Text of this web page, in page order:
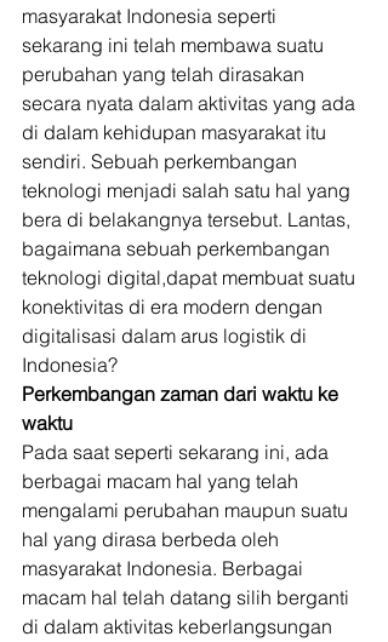
masyarakat Indonesia seperti
sekarang ini telah membawa suatu
perubahan yang telah dirasakan
secara nyata dalam aktivitas yang ada
di dalam kehidupan masyarakat itu
sendiri. Sebuah perkembangan
teknologi menjadi salah satu hal yang
bera di belakangnya tersebut. Lantas,
bagaimana sebuah perkembangan
teknologi digital,dapat membuat suatu
konektivitas di era modern dengan
digitalisasi dalam arus logistik di
Indonesia?
Perkembangan zaman dari waktu ke
waktu
Pada saat seperti sekarang ini, ada
berbagai macam hal yang telah
mengalami perubahan maupun suatu
hal yang dirasa berbeda oleh
masyarakat Indonesia. Berbagai
macam hal telah datang silih berganti
di dalam aktivitas keberlangsungan